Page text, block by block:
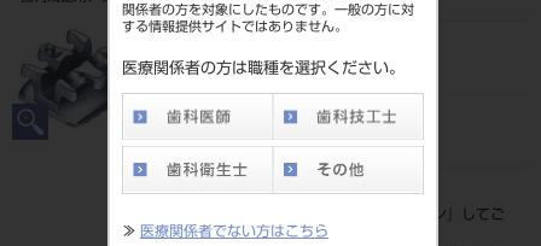
関係者の方を対象にしたものです。一般の方に対
する情報提供サイトではありません。
医療関係者の方は職種を選択ください。
≫ 医療関係者でない方はこちら
2068603902335
JAN/EANコード
標準価格
ログイン
』してご
覧ください。